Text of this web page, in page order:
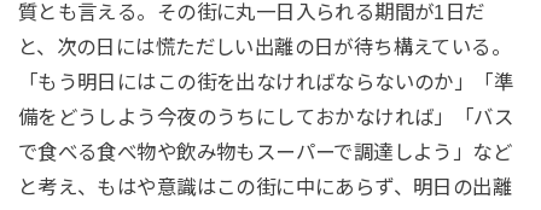
質とも言える。その街に丸一日入られる期間が1日だ
と、次の日には慌ただしい出離の日が待ち構えている。
「もう明日にはこの街を出なければならないのか」「準
備をどうしよう今夜のうちにしておかなければ」「バス
で食べる食べ物や飲み物もスーパーで調達しよう」など
と考え、もはや意識はこの街に中にあらず、明日の出離